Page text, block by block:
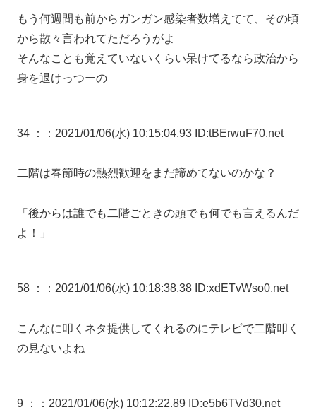
もう何週間も前からガンガン感染者数増えてて、その頃
から散々言われてただろうがよ
そんなことも覚えていないくらい呆けてるなら政治から
身を退けっつーの
34 ： ：2021/01/06(水) 10:15:04.93 ID:tBErwuF70.net
二階は春節時の熱烈歓迎をまだ諦めてないのかな？
「後からは誰でも二階ごときの頭でも何でも言えるんだ
よ！」
58 ： ：2021/01/06(水) 10:18:38.38 ID:xdETvWso0.net
こんなに叩くネタ提供してくれるのにテレビで二階叩く
の見ないよね
9 ： ：2021/01/06(水) 10:12:22.89 ID:e5b6TVd30.net